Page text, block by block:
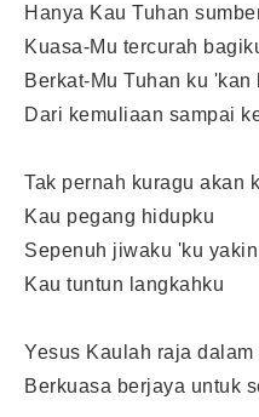
Hanya Kau Tuhan
Kuasa-Mu tercurah
Berkat-Mu Tuhan ku 'kan
Dari kemuliaan sampai
Tak pernah kuragu akan
Kau pegang hidupku
Sepenuh jiwaku 'ku
Kau tuntun langkahku
Yesus Kaulah raja dalam
Berkuasa berjaya untuk